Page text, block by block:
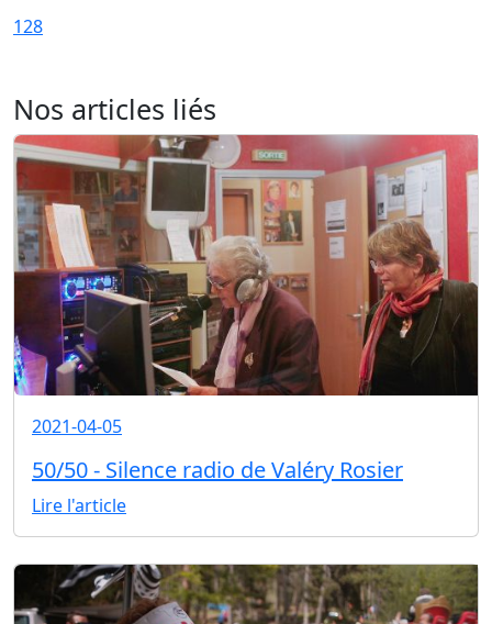
128
Nos articles liés
2021-04-05
50/50 - Silence radio de Valéry Rosier
Lire l'article